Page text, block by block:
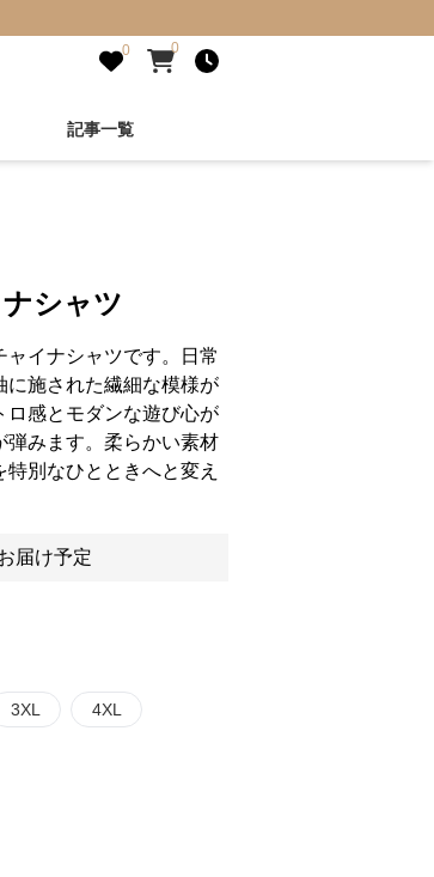
0 0
記事一覧
シャツ
イナシャツです。日常
に施された繊細な模様が
ロ感とモダンな遊び心が
弾みます。柔らかい素材
別なひとときへと変え
届け予定
3XL 4XL